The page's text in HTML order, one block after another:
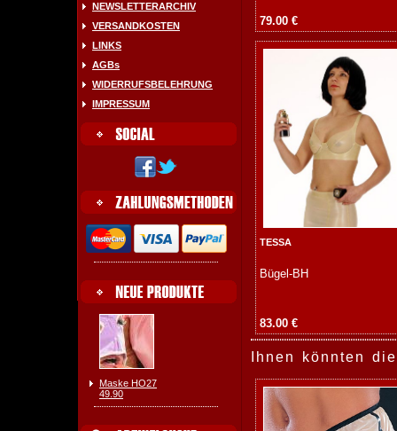
NEWSLETTERARCHIV
VERSANDKOSTEN
LINKS
AGBs
WIDERRUFSBELEHRUNG
IMPRESSUM
Maske HO27
49.90
79.00 €
TESSA
Bügel-BH
83.00 €
Ihnen könnten